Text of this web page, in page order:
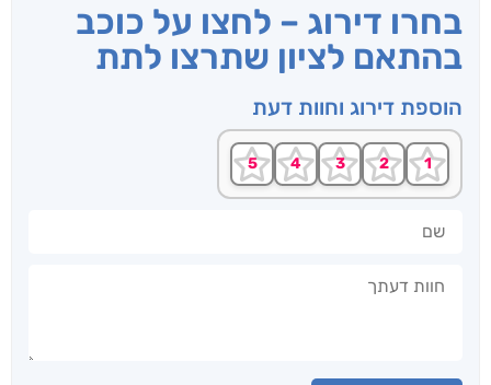
בחרו דירוג – לחצו על כוכב
בהתאם לציון שתרצו לתת
הוספת דירוג וחוות דעת